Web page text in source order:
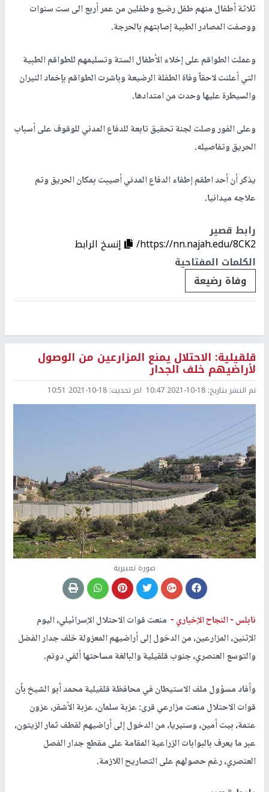
ثلاثة أطفال منهم طفل رضيع وطفلين من عمر أربع الى ست سنوات
ووصفت المصادر الطبية إصابتهم بالحرجة.
وعملت الطواقم على إخلاء الأطفال الستة وتسليمهم للطواقم الطبية
التي أعلنت لاحقاً وفاة الطفلة الرضيعة وباشرت الطواقم بإخماد النيران
والسيطرة عليها وحدت من امتدادها.
وعلى الفور وصلت لجنة تحقيق تابعة للدفاع المدني للوقوف على أسباب
الحريق وتفاصيله.
يذكر أن أحد اطقم إطفاء الدفاع المدني أصيبت بمكان الحريق وتم
علاجه ميدانيا.
رابط قصير
https://nn.najah.edu/8CK2/
إنسخ الرابط
الكلمات المفتاحية
وفاة رضيعة
قلقيلية: الاحتلال يمنع المزارعين من الوصول
لأراضيهم خلف الجدار
تم النشر بتاريخ: 2021-10-18 10:47 اخر تحديث: 2021-10-18 10:51
صورة تعبيرية
نابلس -النجاح الإخباري - منعت قوات الاحتلال الإسرائيلي، اليوم
الإثنين، المزارعين، من الدخول إلى أراضيهم المعزولة خلف جدار الفضل
والتوسع العنصري، جنوب قلقيلية والبالغة مساحتها ألفي دونم.
وأفاد مسؤول ملف الاستيطان في محافظة قلقيلية محمد أبو الشيخ بأن
قوات الاحتلال منعت مزارعي قرى: عزبة سلمان، عزبة الأشقر، عزون
عتمة، بيت أمين، وسنيريا، من الدخول إلى أراضيهم لقطف ثمار الزيتون،
عبر ما يعرف بالبوابات الزراعية المقامة على مقطع جدار الفصل
العنصري، رغم حصولهم على التصاريح اللازمة.